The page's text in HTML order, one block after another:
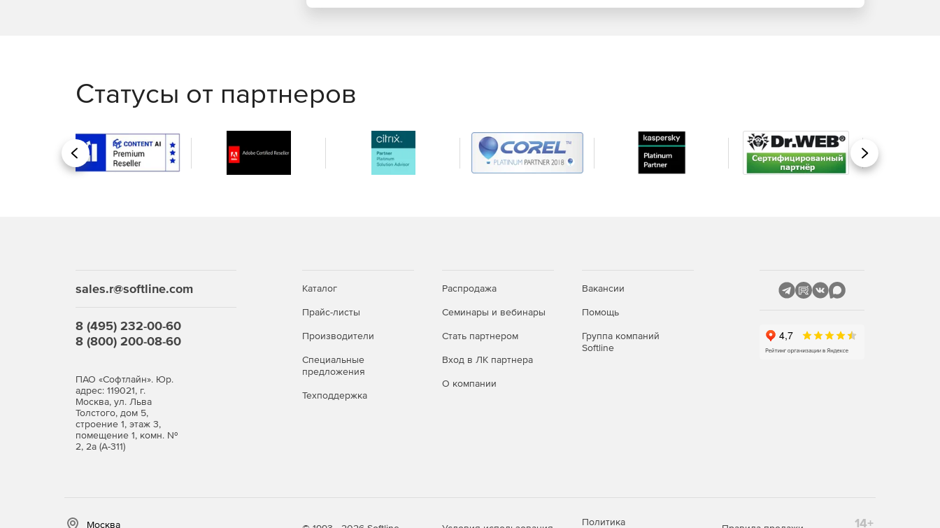
Обмен документами между сторонними организациями возможен благодаря специальным
– от регистрации пользователей до создания политик миграции документов между файловыми
хранилищами.
Технические требования к серверам, рабочим станциям и системному программному обеспечению
отличаются гибкостью и помогают эффективно использовать оборудование для работы Directum.
Управление деловыми процессами.
Управление договорами.
Управление совещаниями и заседаниями.
Статусы от партнеров
Назад Вперед
sales.r@softline.com
8 (495) 232-00-60
8 (800) 200-08-60
ПАО «Софтлайн». Юр.
адрес: 119021, г.
Москва, ул. Льва
Толстого, дом 5,
строение 1, этаж 3,
помещение 1, комн. №
2, 2а (А-311)
Каталог
Прайс-листы
Производители
Специальные
предложения
Техподдержка
Распродажа
Семинары и вебинары
Стать партнером
Вход в ЛК партнера
О компании
Вакансии
Помощь
Группа компаний
Softline
Москва Политика 14+